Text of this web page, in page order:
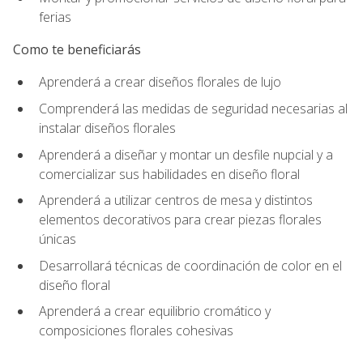
ferias
Como te beneficiarás
Aprenderá a crear diseños florales de lujo
Comprenderá las medidas de seguridad necesarias al
instalar diseños florales
Aprenderá a diseñar y montar un desfile nupcial y a
comercializar sus habilidades en diseño floral
Aprenderá a utilizar centros de mesa y distintos
elementos decorativos para crear piezas florales
únicas
Desarrollará técnicas de coordinación de color en el
diseño floral
Aprenderá a crear equilibrio cromático y
composiciones florales cohesivas